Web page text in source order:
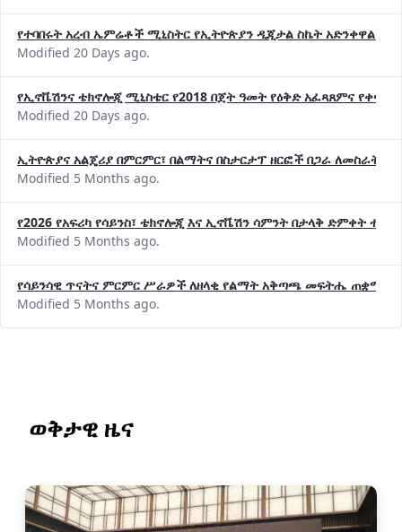
የተባበሩት አረብ ኤምሬቶች ሚኒስትር የኢትዮጵያን ዲጂታል ስኬት አድንቀዋል
Modified 20 Days ago.
የኢኖቬሽንና ቴክኖሎጂ ሚኒስቴር የ2018 በጀት ዓመት የዕቅድ አፈጻጸምና
Modified 20 Days ago.
ኢትዮጵያና አልጄሪያ በምርምር፣ በልማትና በስታርታፕ ዘርፎች በጋራ ለመስራት
Modified 5 Months ago.
የ2026 የአፍሪካ የሳይንስ፣ ቴክኖሎጂ እና ኢኖቬሽን ሳምንት በታላቅ ድምቀት
Modified 5 Months ago.
የሳይንሳዊ ጥናትና ምርምር ሥራዎች ለዘላቂ የልማት አቅጣጫ መፍትሔ ጠቋሚ
Modified 5 Months ago.
ወቅታዊ ዜና